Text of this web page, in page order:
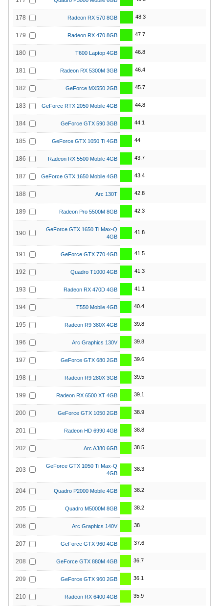
178 Radeon RX 570 8GB 48.3
179 Radeon RX 470 8GB 47.7
180 T600 Laptop 4GB 46.8
181 Radeon RX 5300M 3GB 46.4
182 GeForce MX550 2GB 45.7
183 GeForce RTX 2050 Mobile 4GB 44.8
184 GeForce GTX 590 3GB 44.1
185 GeForce GTX 1050 Ti 4GB 44
186 Radeon RX 5500 Mobile 4GB 43.7
187 GeForce GTX 1650 Mobile 4GB 43.4
188 Arc 130T 42.8
189 Radeon Pro 5500M 8GB 42.3
190
GeForce GTX 1650 Ti Max-Q
4GB
41.8
191 GeForce GTX 770 4GB 41.5
192 Quadro T1000 4GB 41.3
193 Radeon RX 470D 4GB 41.1
194 T550 Mobile 4GB 40.4
195 Radeon R9 380X 4GB 39.8
196 Arc Graphics 130V 39.8
197 GeForce GTX 680 2GB 39.6
198 Radeon R9 280X 3GB 39.5
199 Radeon RX 6500 XT 4GB 39.1
200 GeForce GTX 1050 2GB 38.9
201 Radeon HD 6990 4GB 38.8
202 Arc A380 6GB 38.5
203
GeForce GTX 1050 Ti Max-Q
4GB
38.3
204 Quadro P2000 Mobile 4GB 38.2
205 Quadro M5000M 8GB 38.2
206 Arc Graphics 140V 38
207 GeForce GTX 960 4GB 37.6
208 GeForce GTX 880M 4GB 36.7
209 GeForce GTX 960 2GB 36.1
210 Radeon RX 6400 4GB 35.9